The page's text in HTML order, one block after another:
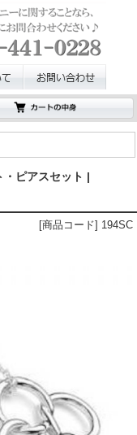
・ピアスセット |
[商品コード] 194SC